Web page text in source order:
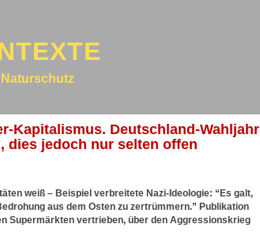
Kapitalismus. Deutschland-Wahljahr
dies jedoch nur selten offen
weiß – Beispiel verbreitete Nazi-Ideologie: “Es galt,
aus dem Osten zu zertrümmern.” Publikation
Supermärkten vertrieben, über den Aggressionskrieg